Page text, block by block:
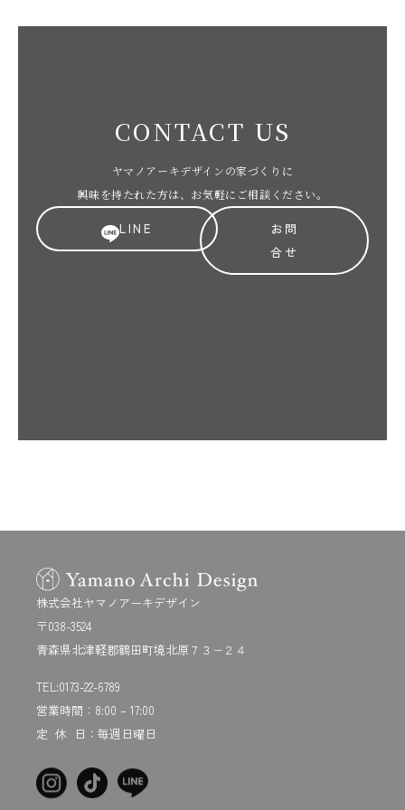
CONTACT US
ヤマノアーキデザインの家づくりに
興味を持たれた方は、お気軽にご相談ください。
LINE
お問
合せ
株式会社ヤマノアーキデザイン
〒038-3524
青森県北津軽郡鶴田町境北原７３−２４
TEL:0173-22-6789
営業時間：8:00 – 17:00
定 休 日：毎週日曜日